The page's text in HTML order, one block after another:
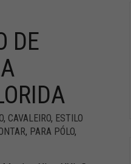
DE
, CAVALEIRO, ESTILO
, PARA PÓLO,